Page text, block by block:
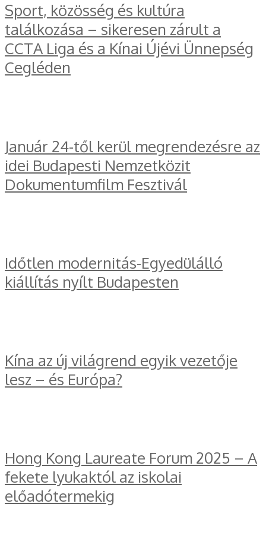
Sport, közösség és kultúra
találkozása – sikeresen zárult a
CCTA Liga és a Kínai Újévi Ünnepség
Cegléden
Január 24-től kerül megrendezésre az
idei Budapesti Nemzetközit
Dokumentumfilm Fesztivál
Időtlen modernitás-Egyedülálló
kiállítás nyílt Budapesten
Kína az új világrend egyik vezetője
lesz – és Európa?
Hong Kong Laureate Forum 2025 – A
fekete lyukaktól az iskolai
előadótermekig